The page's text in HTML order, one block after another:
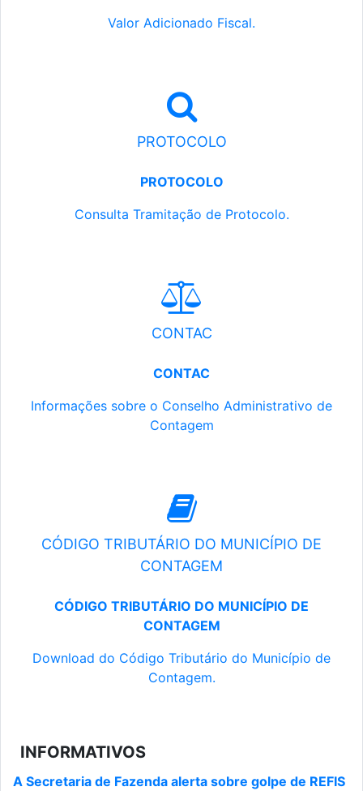
Valor Adicionado Fiscal.
PROTOCOLO
PROTOCOLO
Consulta Tramitação de Protocolo.
CONTAC
CONTAC
Informações sobre o Conselho Administrativo de
Contagem
CÓDIGO TRIBUTÁRIO DO MUNICÍPIO DE
CONTAGEM
CÓDIGO TRIBUTÁRIO DO MUNICÍPIO DE
CONTAGEM
Download do Código Tributário do Município de
Contagem.
INFORMATIVOS
A Secretaria de Fazenda alerta sobre golpe de REFIS